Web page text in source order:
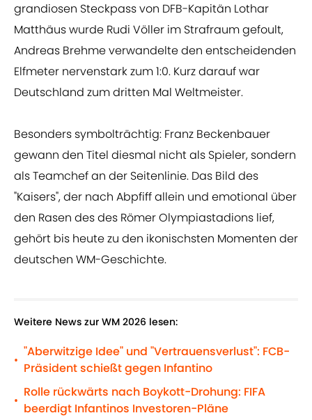
grandiosen Steckpass von DFB-Kapitän Lothar
Matthäus wurde Rudi Völler im Strafraum gefoult,
Andreas Brehme verwandelte den entscheidenden
Elfmeter nervenstark zum 1:0. Kurz darauf war
Deutschland zum dritten Mal Weltmeister.
Besonders symbolträchtig: Franz Beckenbauer
gewann den Titel diesmal nicht als Spieler, sondern
als Teamchef an der Seitenlinie. Das Bild des
"Kaisers", der nach Abpfiff allein und emotional über
den Rasen des des Römer Olympiastadions lief,
gehört bis heute zu den ikonischsten Momenten der
deutschen WM-Geschichte.
Weitere News zur WM 2026 lesen:
•
"Aberwitzige Idee" und "Vertrauensverlust": FCB-
Präsident schießt gegen Infantino
•
Rolle rückwärts nach Boykott-Drohung: FIFA
beerdigt Infantinos Investoren-Pläne